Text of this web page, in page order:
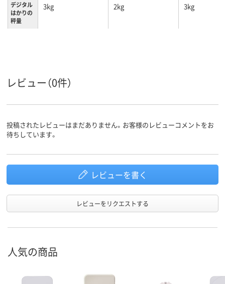
デジタル
はかりの
秤量
3kg 2kg 3kg
レビュー（0件）
投稿されたレビューはまだありません。お客様のレビューコメントをお
待ちしています。
レビューを書く
レビューをリクエストする
人気の商品